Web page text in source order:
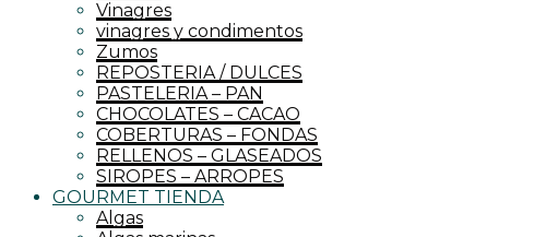
Vinagres
vinagres y condimentos
Zumos
REPOSTERIA / DULCES
PASTELERIA – PAN
CHOCOLATES – CACAO
COBERTURAS – FONDAS
RELLENOS – GLASEADOS
SIROPES – ARROPES
GOURMET TIENDA
Algas